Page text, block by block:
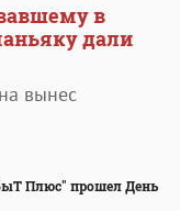
в
дали
вынес
Плюс" прошел День